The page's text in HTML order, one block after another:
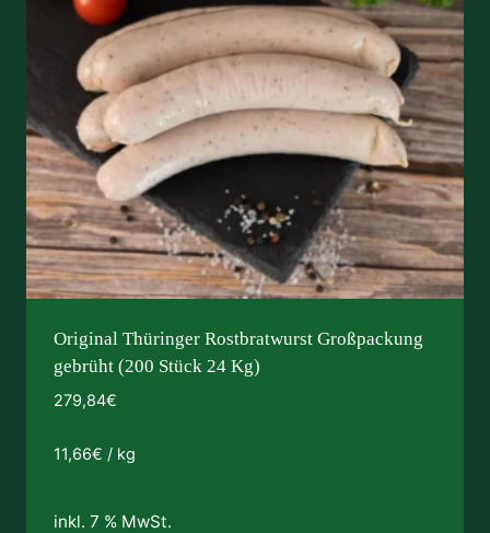
Original Thüringer Rostbratwurst Großpackung
gebrüht (200 Stück 24 Kg)
279,84€
11,66€ / kg
inkl. 7 % MwSt.